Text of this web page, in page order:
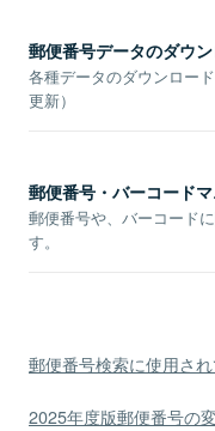
郵便番号データのダウ
各種データのダウンロー
更新）
郵便番号・バーコード
郵便番号や、バーコード
す。
郵便番号検索に使用さ
2025年度版郵便番号の